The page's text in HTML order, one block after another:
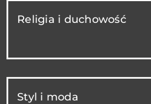
Religia i duchowość
Styl i moda